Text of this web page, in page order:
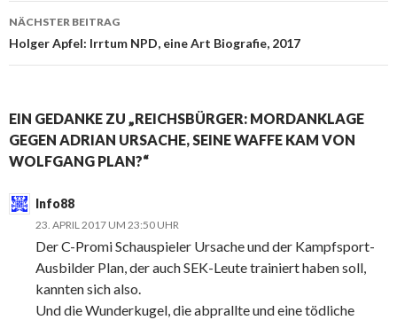
Navigation
NÄCHSTER BEITRAG
Holger Apfel: Irrtum NPD, eine Art Biografie, 2017
EIN GEDANKE ZU „REICHSBÜRGER: MORDANKLAGE
GEGEN ADRIAN URSACHE, SEINE WAFFE KAM VON
WOLFGANG PLAN?“
Info88
23. APRIL 2017 UM 23:50 UHR
Der C-Promi Schauspieler Ursache und der Kampfsport-
Ausbilder Plan, der auch SEK-Leute trainiert haben soll,
kannten sich also.
Und die Wunderkugel, die abprallte und eine tödliche